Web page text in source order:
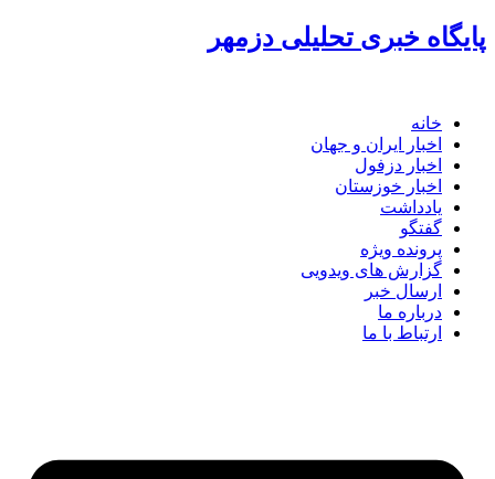
پرش
به
پایگاه خبری تحلیلی دزمهر
خانه
اخبار ایران و جهان
اخبار دزفول
اخبار خوزستان
یادداشت
گفتگو
پرونده ویژه
گزارش های ویدویی
ارسال خبر
درباره ما
ارتباط با ما